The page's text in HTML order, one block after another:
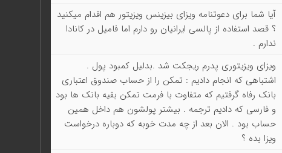
آیا شما برای دعوتنامه ویزای بیزینس ویزیتور هم اقدام میکنید
؟ قصد استفاده از پالسی ایرانیان رو دارم اما فامیل در کانادا
ندارم .
ویزای ویزیتوری پدرم ریجکت شد .بدلیل کمبود پول .
اشتباهی که انجام دادیم : تمکن را از حساب صندوق اعتباری
بانک رفاه گرفتیم که متفاوت با فرمت تمکن بقیه بانک ها بود
و فارسی که دادیم ترجمه . بیشتر پولشون هم داخل همین
حساب بود . الان بعد از چه مدت خوبه که دوباره درخواست
ویزا بده ؟